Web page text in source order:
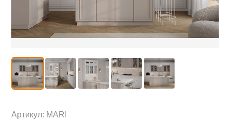
Артикул: MARI